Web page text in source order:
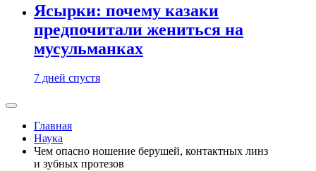
Ясырки: почему казаки
предпочитали жениться на
мусульманках
7 дней спустя
Главная
Наука
Чем опасно ношение берушей, контактных линз
и зубных протезов